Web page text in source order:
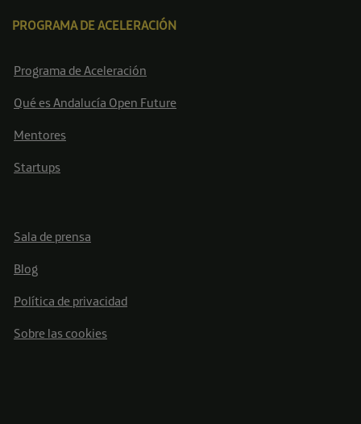
PROGRAMA DE ACELERACIÓN
Programa de Aceleración
Qué es Andalucía Open Future
Mentores
Startups
Sala de prensa
Blog
Política de privacidad
Sobre las cookies